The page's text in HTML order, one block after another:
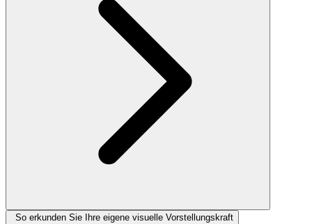
So erkunden Sie Ihre eigene visuelle Vorstellungskraft